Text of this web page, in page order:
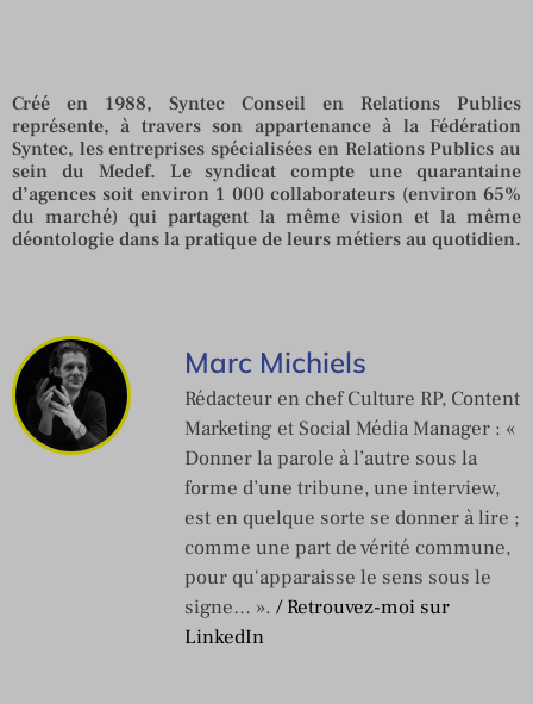
Créé en 1988, Syntec Conseil en Relations Publics
représente, à travers son appartenance à la Fédération
Syntec, les entreprises spécialisées en Relations Publics au
sein du Medef. Le syndicat compte une quarantaine
d’agences soit environ 1 000 collaborateurs (environ 65%
du marché) qui partagent la même vision et la même
déontologie dans la pratique de leurs métiers au quotidien.
Marc Michiels
Rédacteur en chef Culture RP, Content
Marketing et Social Média Manager : «
Donner la parole à l’autre sous la
forme d’une tribune, une interview,
est en quelque sorte se donner à lire ;
comme une part de vérité commune,
pour qu'apparaisse le sens sous le
signe… ». / Retrouvez-moi sur
LinkedIn